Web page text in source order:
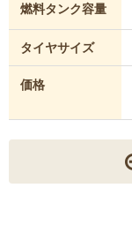
燃料タンク容量
タイヤサイズ
価格